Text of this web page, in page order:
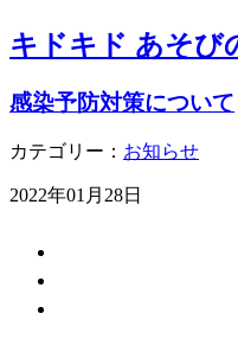
キドキド あそび
感染予防対策について
カテゴリー： お知らせ
2022年01月28日